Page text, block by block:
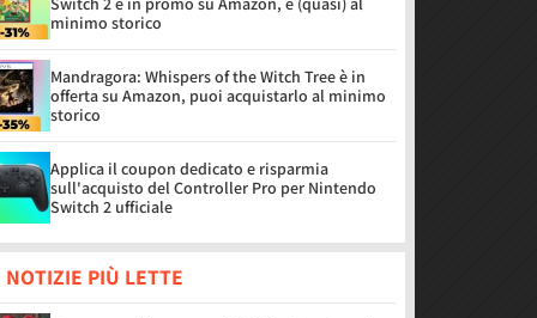
minimo storico
Mandragora: Whispers of the Witch Tree è in
offerta su Amazon, puoi acquistarlo al minimo
storico
Applica il coupon dedicato e risparmia
sull'acquisto del Controller Pro per Nintendo
Switch 2 ufficiale
NOTIZIE PIÙ LETTE